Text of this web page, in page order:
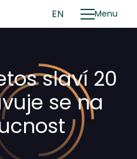
Menu
CZ
EN
slaví 20
se na